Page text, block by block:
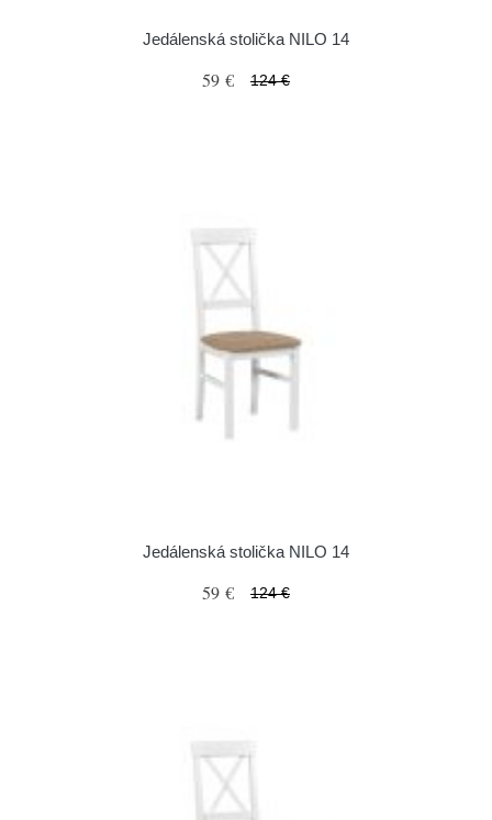
Jedálenská stolička NILO 14
59 € 124 €
Jedálenská stolička NILO 14
59 € 124 €